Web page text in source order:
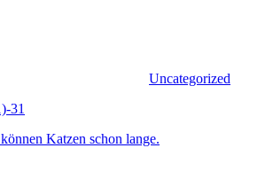
Uncategorized
können Katzen schon lange.